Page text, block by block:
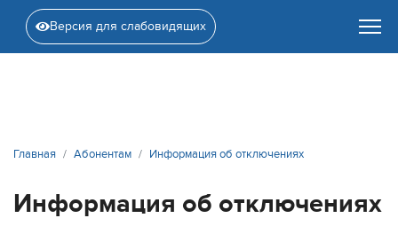
Версия для слабовидящих
Главная Абонентам Информация об отключениях
Информация об отключениях